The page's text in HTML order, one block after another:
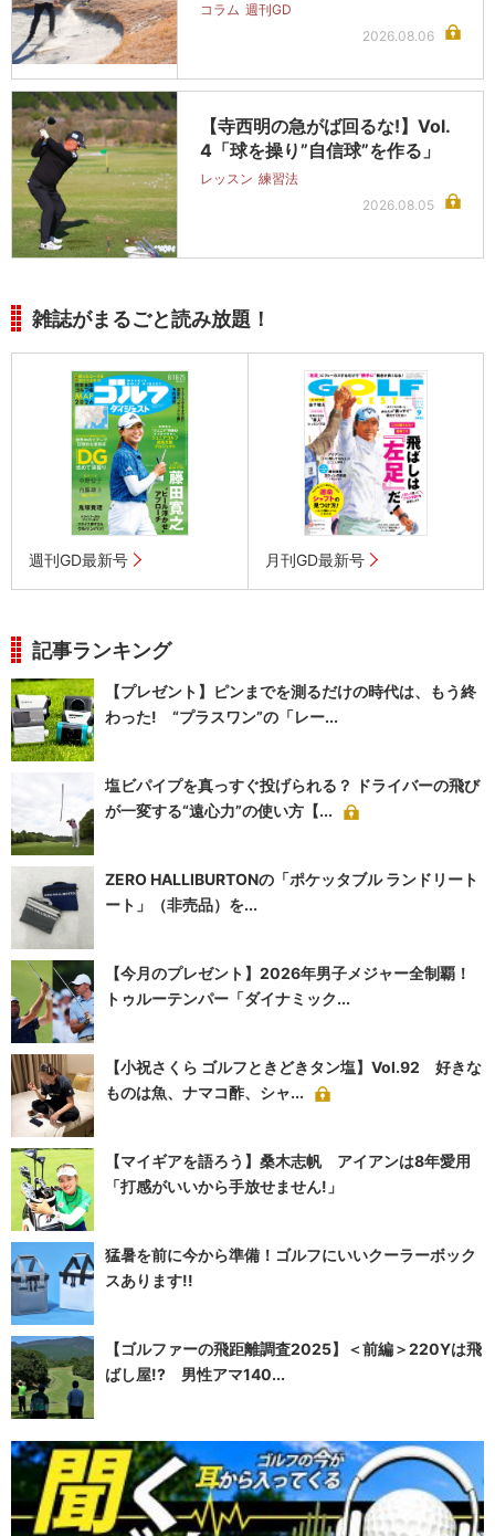
コラム 週刊GD
2026.08.06
【寺西明の急がば回るな!】Vol.
4「球を操り”自信球”を作る」
レッスン 練習法
2026.08.05
雑誌がまるごと読み放題！
週刊GD最新号 月刊GD最新号
記事ランキング
【プレゼント】ピンまでを測るだけの時代は、もう終
わった! “プラスワン”の「レー...
塩ビパイプを真っすぐ投げられる？ ドライバーの飛び
が一変する“遠心力”の使い方【...
ZERO HALLIBURTONの「ポケッタブル ランドリート
ート」（非売品）を...
【今月のプレゼント】2026年男子メジャー全制覇！
トゥルーテンパー「ダイナミック...
【小祝さくら ゴルフときどきタン塩】Vol.92 好きな
ものは魚、ナマコ酢、シャ...
【マイギアを語ろう】桑木志帆 アイアンは8年愛用
「打感がいいから手放せません!」
猛暑を前に今から準備！ゴルフにいいクーラーボック
スあります!!
【ゴルファーの飛距離調査2025】＜前編＞220Yは飛
ばし屋!? 男性アマ140...